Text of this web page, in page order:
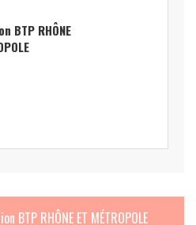
BTP RHÔNE
BTP RHÔNE ET MÉTROPOLE